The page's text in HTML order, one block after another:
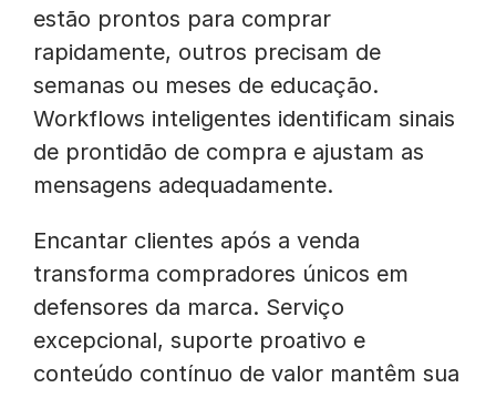
estão prontos para comprar
rapidamente, outros precisam de
semanas ou meses de educação.
Workflows inteligentes identificam sinais
de prontidão de compra e ajustam as
mensagens adequadamente.
Encantar clientes após a venda
transforma compradores únicos em
defensores da marca. Serviço
excepcional, suporte proativo e
conteúdo contínuo de valor mantêm sua